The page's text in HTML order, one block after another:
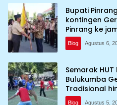
Bupati
kontingen
Pinrang ke
kebumi
Blog Agustus 6,
Semarak HUT
Bulukumba
Tradisional
Blog Agustus 5,